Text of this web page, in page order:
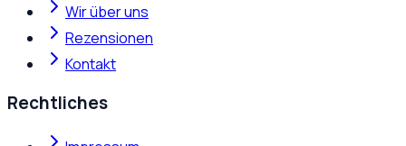
Wir über uns
Rezensionen
Kontakt
Rechtliches